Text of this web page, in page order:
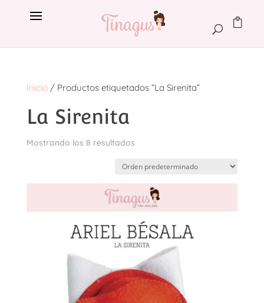
Inicio/ Productos etiquetados “La Sirenita”
La Sirenita
Mostrando los 8 resultados